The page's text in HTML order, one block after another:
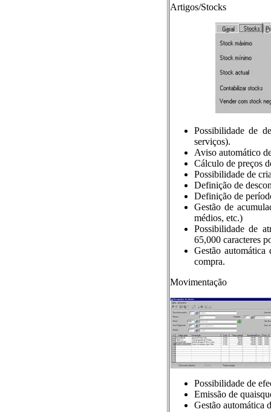
Artigos/Stocks
Possibilidade de
serviços).
Aviso automático
Cálculo de preços
Possibilidade de
Definição de
Definição de
Gestão de
médios, etc.)
Possibilidade de
65,000 caracteres
Gestão automática
compra.
Movimentação
Possibilidade de
Emissão de
Gestão automática